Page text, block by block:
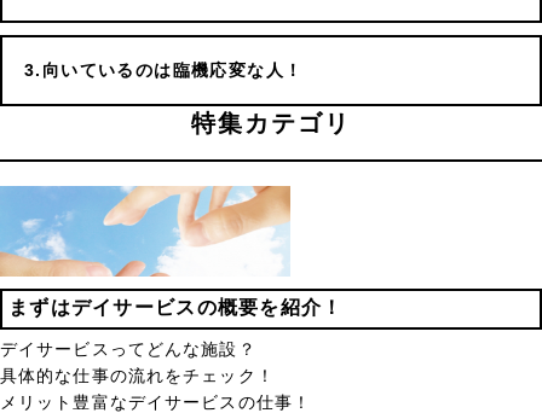
向いているのは臨機応変な人！
特集カテゴリ
まずはデイサービスの概要を紹介！
デイサービスってどんな施設？
具体的な仕事の流れをチェック！
メリット豊富なデイサービスの仕事！